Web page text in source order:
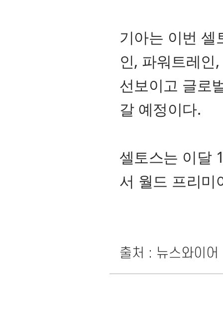
기아는 이번 셀
인, 파워트레인
선보이고 글로
갈 예정이다.
셀토스는 이달
서 월드 프리미
출처 : 뉴스와이어